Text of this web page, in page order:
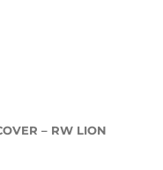
– RW LION